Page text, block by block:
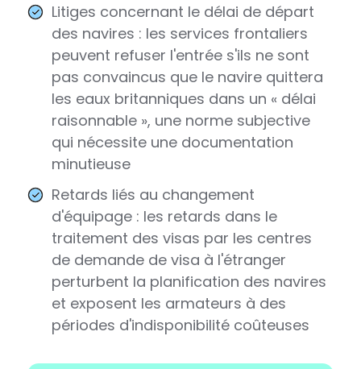
Litiges concernant le délai de départ
des navires : les services frontaliers
peuvent refuser l'entrée s'ils ne sont
pas convaincus que le navire quittera
les eaux britanniques dans un « délai
raisonnable », une norme subjective
qui nécessite une documentation
minutieuse
Retards liés au changement
d'équipage : les retards dans le
traitement des visas par les centres
de demande de visa à l'étranger
perturbent la planification des navires
et exposent les armateurs à des
périodes d'indisponibilité coûteuses